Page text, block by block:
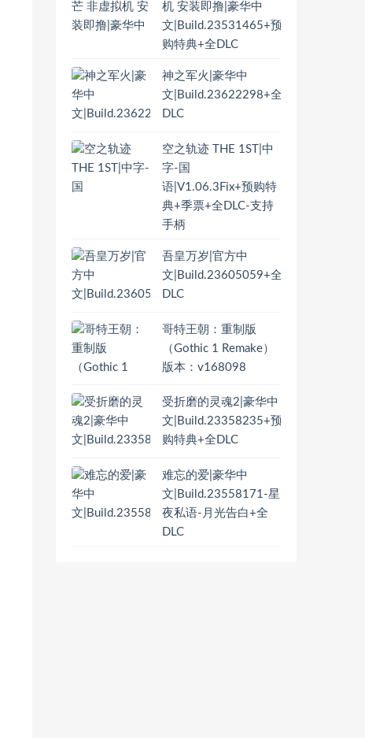
机 安装即撸|豪华中
文|Build.23531465+预
购特典+全DLC
神之军火|豪华中
文|Build.23622298+全
DLC
空之轨迹 THE 1ST|中
字-国
语|V1.06.3Fix+预购特
典+季票+全DLC-支持
手柄
吾皇万岁|官方中
文|Build.23605059+全
DLC
哥特王朝：重制版
（Gothic 1 Remake）
版本：v168098
受折磨的灵魂2|豪华中
文|Build.23358235+预
购特典+全DLC
难忘的爱|豪华中
文|Build.23558171-星
夜私语-月光告白+全
DLC